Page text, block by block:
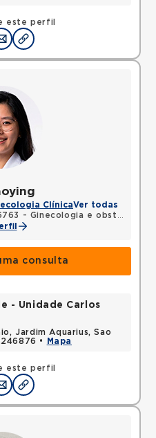
este perfil
ClínicaVer todas
- Ginecologia e obstetrícia
consulta
este perfil
- Unidade Carlos
Jardim Aquarius, Sao
•
Mapa